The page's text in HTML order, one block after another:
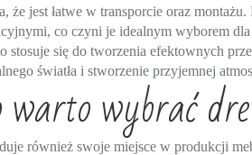
że jest łatwe w transporcie oraz
co czyni je idealnym wyborem
stosuje się do tworzenia efektownych
światła i stworzenie przyjemnej
wybrać
również swoje miejsce w produkcji